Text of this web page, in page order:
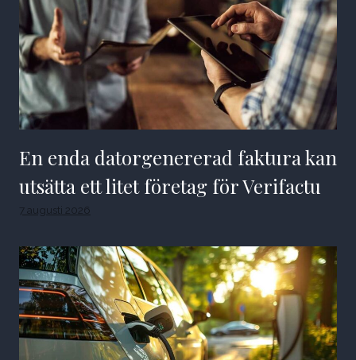
En enda datorgenererad faktura kan
utsätta ett litet företag för Verifactu
7 augusti 2026